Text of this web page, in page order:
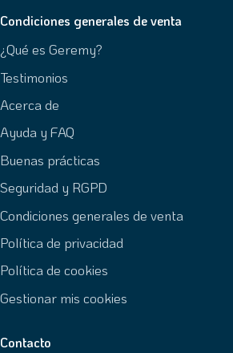
Condiciones generales de venta
¿Qué es Geremy?
Testimonios
Acerca de
Ayuda y FAQ
Buenas prácticas
Seguridad y RGPD
Condiciones generales de venta
Política de privacidad
Política de cookies
Gestionar mis cookies
Contacto